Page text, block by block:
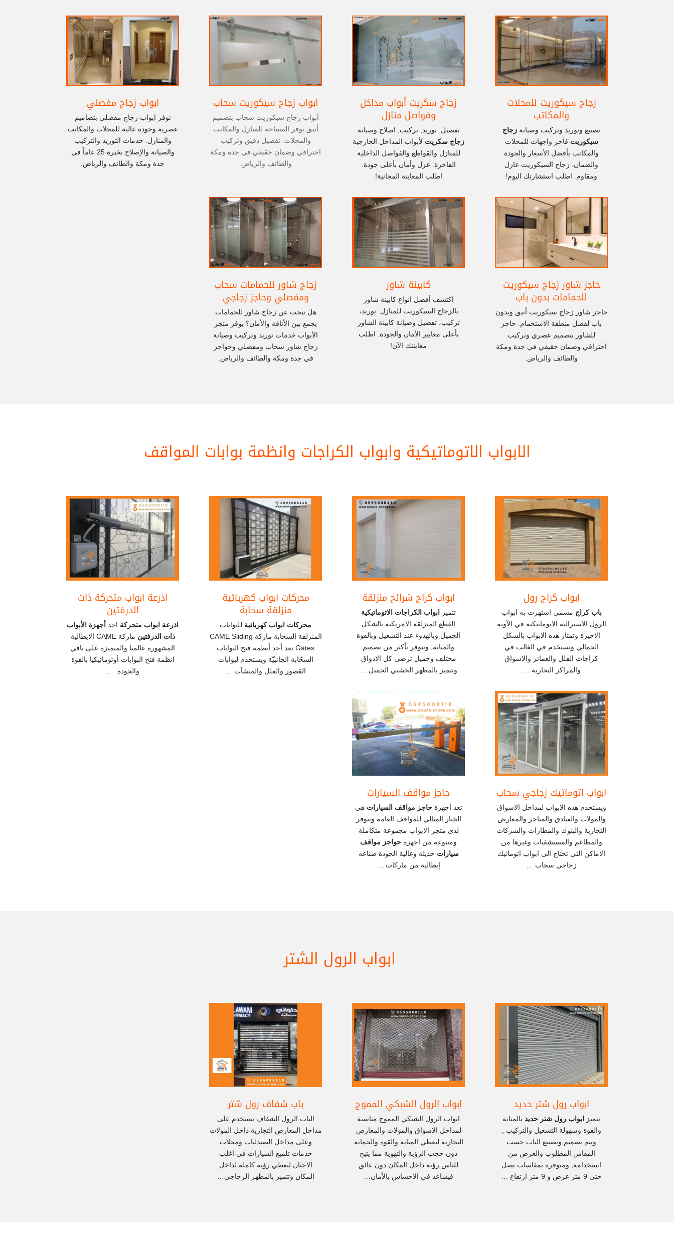
زجاج سيكوريت للمحلات
والمكاتب
تصنيع وتوريد وتركيب وصيانة زجاج
سيكوريت فاخر واجهات للمحلات
والمكاتب بأفضل الأسعار والجودة
والضمان. زجاج السيكوريت عازل
ومقاوم. اطلب استشارتك اليوم!
حاجز شاور زجاج سيكوريت
للحمامات بدون باب
حاجز شاور زجاج سيكوريت أنيق وبدون
باب لفصل منطقة الاستحمام. حاجز
للشاور بتصميم عصري وتركيب
احترافي وضمان حقيقي في جدة ومكة
والطائف والرياض.
زجاج سكريت أبواب مداخل
وفواصل منازل
تفصيل, توريد, تركيب, اصلاح وصيانة
زجاج سكريت لأبواب المداخل الخارجية
للمنازل والقواطع والفواصل الداخلية
الفاخرة. عزل وأمان بأعلى جودة.
اطلب المعاينة المجانية!
كابينة شاور
اكتشف أفضل انواع كابينة شاور
بالزجاج السيكوريت للمنازل. توريد،
تركيب، تفصيل وصيانة كابينة الشاور
بأعلى معايير الأمان والجودة. اطلب
معاينتك الآن!
ابواب زجاج سيكوريت سحاب
أبواب زجاج سيكوريت سحاب بتصميم
أنيق يوفر المساحة للمنازل والمكاتب
والمحلات. تفصيل دقيق وتركيب
احترافي وضمان حقيقي في جدة ومكة
والطائف والرياض.
زجاج شاور للحمامات سحاب
ومفصلي وحاجز زجاجي
هل تبحث عن زجاج شاور للحمامات
يجمع بين الأناقة والأمان؟ يوفر متجر
الأبواب خدمات توريد وتركيب وصيانة
زجاج شاور سحاب ومفصلي وحواجز
في جدة ومكة والطائف والرياض.
ابواب زجاج مفصلي
نوفر ابواب زجاج مفصلي بتصاميم
عصرية وجودة عالية للمحلات والمكاتب
والمنازل. خدمات التوريد والتركيب
والصيانة والإصلاح بخبرة 25 عاماً في
جدة ومكة والطائف والرياض.
الابواب الاتوماتيكية وابواب الكراجات وانظمة بوابات المواقف
ابواب كراج رول
باب كراج مسمى اشتهرت به ابواب
الرول الاسترالية الاتوماتيكية في الآونة
الاخيرة وتمتاز هذه الابواب بالشكل
الجمالي وتستخدم في الغالب في
كراجات الفلل والعمائر والاسواق
والمراكز التجارية …
ابواب اتوماتيك زجاجي سحاب
ويستخدم هذه الابواب لمداخل الاسواق
والمولات والفنادق والمتاجر والمعارض
التجارية والبنوك والمطارات والشركات
والمطاعم والمستشفيات وغيرها من
الاماكن التي تحتاج الى ابواب اتوماتيك
زجاجي سحاب …
ابواب كراج شرائح منزلقة
تتميز
ابواب الكراجات الاتوماتيكية
القطع المنزلقة الامريكية بالشكل
الجميل وبالهدوء عند التشغيل وبالقوة
والمتانة, وتتوفر بأكثر من تصميم
مختلف وجميل ترضي كل الاذواق
وتتميز بالمظهر الخشبي الجميل …
حاجز مواقف السيارات
تعد أجهزةحاجز مواقف السيارات هي
الخيار المثالي للمواقف العامة ويتوفر
لدى متجر الابواب مجموعة متكاملة
ومتنوعة من اجهزة حواجز مواقف
سيارات حديثة وعالية الجودة صناعه
إيطالية من ماركات …
محركات ابواب كهربائية
منزلقة سحابة
محركات ابواب كهربائية للبوابات
المنزلقة السحابة ماركة CAME Sliding
Gates تعد أحد أنظمة فتح البوابات
السحّابة الجانبيّة ويستخدم لبوابات
القصور والفلل والمنشآت …
اذرعة ابواب متحركة ذات
الدرفتين
اذرعة ابواب متحركة احد
أجهزة الأبواب
ذات الدرفتين
ماركة CAME الايطالية
المشهورة عالميا والمتميزة على باقي
انظمة فتح البوابات أوتوماتيكيا بالقوة
والجودة …
ابواب الرول الشتر
ابواب رول شتر حديد
تتميز ابواب رول شتر حديد بالمتانة
والقوة وسهولة التشغيل والتركيب ,
ويتم تصميم وتصنيع الباب حسب
المقاس المطلوب والغرض من
استخدامه, ومتوفرة بمقاسات تصل
حتى 9 متر عرض و 9 متر ارتفاع …
ابواب الرول الشبكي المموج
ابواب الرول الشبكي المموج مناسبة
لمداخل الاسواق والمولات والمعارض
التجارية لتعطي المتانة والقوة والحماية
دون حجب الرؤية والتهوية مما يتيح
للناس رؤية داخل المكان دون عائق
فيساعد في الاحساس بالأمان…
باب شفاف رول شتر
الباب الرول الشفاف يستخدم على
مداخل المعارض التجارية داخل المولات
وعلى مداخل الصيدليات ومحلات
خدمات تلميع السيارات في اغلب
الاحيان لتعطي رؤية كاملة لداخل
المكان وتتميز بالمظهر الزجاجي…